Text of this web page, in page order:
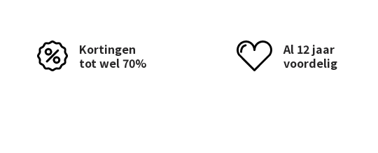
Kortingen
tot wel 70%
Al 12 jaar
voordelig